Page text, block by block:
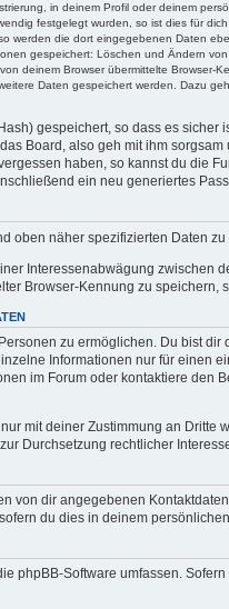
in deinem Profil oder deinem
festgelegt wurden, so ist dies für
werden die dort eingegebenen Daten
gespeichert: Löschen und Ändern
deinem Browser übermittelte
Daten gespeichert werden. Dazu
gespeichert, so dass es
Board, also geh mit ihm
haben, so kannst du die
ein neu generiertes
oben näher spezifizierten Daten
Interessenabwägung zwischen
Browser-Kennung zu
zu ermöglichen. Du bist
Informationen nur für einen
im Forum oder kontaktiere
mit deiner Zustimmung an
Durchsetzung rechtlicher
von dir angegebenen
du dies in deinem
phpBB-Software umfassen.